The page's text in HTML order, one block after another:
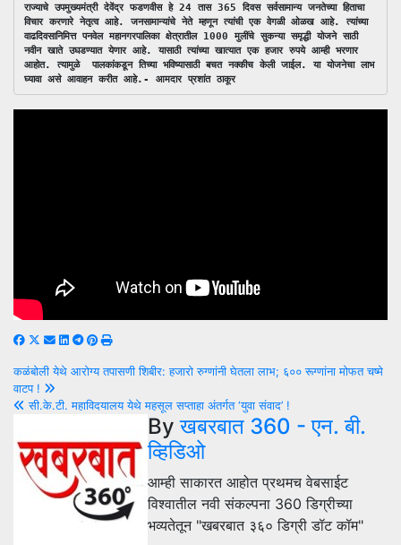
राज्याचे उपमुख्यमंत्री देवेंद्र फडणवीस हे 24 तास 365 दिवस सर्वसामान्य जनतेच्या हिताचा
विचार करणारे नेतृत्व आहे. जनसामान्यांचे नेते म्हणून त्यांची एक वेगळी ओळख आहे. त्यांच्या
वाढदिवसानिमित्त पनवेल महानगरपालिका क्षेत्रातील 1000 मुलींचे सुकन्या समृद्धी योजने साठी
नवीन खाते उघडण्यात येणार आहे. यासाठी त्यांच्या खात्यात एक हजार रुपये आम्ही भरणार
आहोत. त्यामुळे  पालकांकडून तिच्या भविष्यासाठी बचत नक्कीच केली जाईल. या योजनेचा लाभ
घ्यावा असे आवाहन करीत आहे.- आमदार प्रशांत ठाकूर
Post
navigation
कळंबोली येथे आरोग्य तपासणी शिबीर: हजारो रुग्णांनी घेतला लाभ; ६०० रूग्णांना मोफत चष्मे
वाटप !
सी.के.टी. महाविदयालय येथे महसूल सप्ताहा अंतर्गत ‘युवा संवाद’ !
Byखबरबात 360 - एन. बी.
व्हिडिओ
आम्ही साकारत आहोत प्रथमच वेबसाईट
विश्वातील नवी संकल्पना 360 डिग्रीच्या
भव्यतेतून "खबरबात ३६० डिग्री डॉट कॉम"